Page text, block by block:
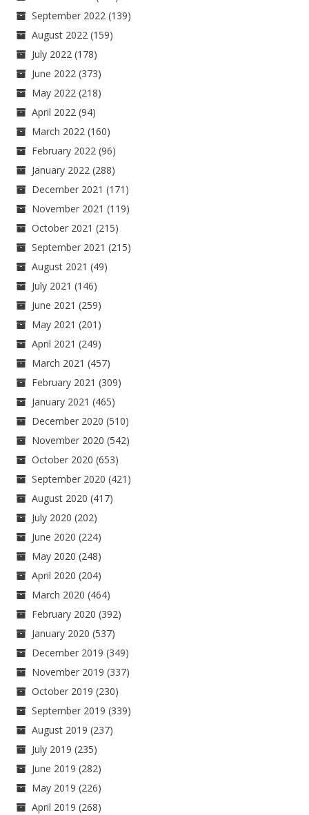
September 2022 (139)
August 2022 (159)
July 2022 (178)
June 2022 (373)
May 2022 (218)
April 2022 (94)
March 2022 (160)
February 2022 (96)
January 2022 (288)
December 2021 (171)
November 2021 (119)
October 2021 (215)
September 2021 (215)
August 2021 (49)
July 2021 (146)
June 2021 (259)
May 2021 (201)
April 2021 (249)
March 2021 (457)
February 2021 (309)
January 2021 (465)
December 2020 (510)
November 2020 (542)
October 2020 (653)
September 2020 (421)
August 2020 (417)
July 2020 (202)
June 2020 (224)
May 2020 (248)
April 2020 (204)
March 2020 (464)
February 2020 (392)
January 2020 (537)
December 2019 (349)
November 2019 (337)
October 2019 (230)
September 2019 (339)
August 2019 (237)
July 2019 (235)
June 2019 (282)
May 2019 (226)
April 2019 (268)